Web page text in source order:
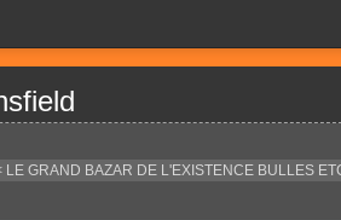
LE GRAND BAZAR DE L'EXISTENCE BULLES